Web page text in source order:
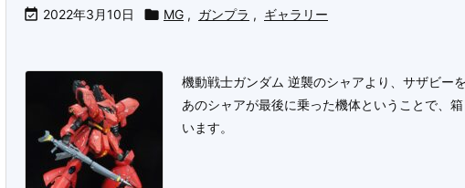
 2022年3月10日  MG , ガンプラ , ギャラリー
機動戦士ガンダム 逆襲のシャアより、サザビー
あのシャアが最後に乗った機体ということで、
います。